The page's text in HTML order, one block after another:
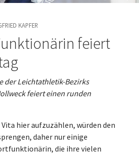
KAPFER
feiert
der Leichtathletik-Bezirks
feiert einen runden
hier aufzuzählen, würden den
daher nur einige
die ihre vielen